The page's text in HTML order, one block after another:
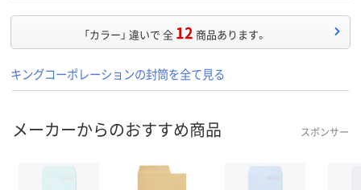
「カラー」 違いで 全 12 商品あります。
キングコーポレーションの封筒を全て見る
メーカーからのおすすめ商品 スポンサー